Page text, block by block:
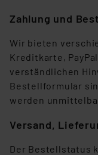
Zahlung und
Wir bieten
Kreditkarte,
verständlichen
Bestellformular
werden
Versand,
Der Bestellstatus